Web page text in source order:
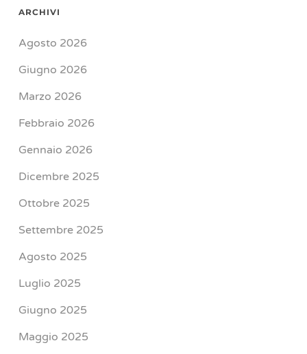
ARCHIVI
Agosto 2026
Giugno 2026
Marzo 2026
Febbraio 2026
Gennaio 2026
Dicembre 2025
Ottobre 2025
Settembre 2025
Agosto 2025
Luglio 2025
Giugno 2025
Maggio 2025